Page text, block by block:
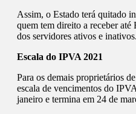
Assim, o Estado terá quitado
quem tem direito a receber
dos servidores ativos e inativos.
Escala do IPVA 2021
Para os demais proprietários
escala de vencimentos do
janeiro e termina em 24 de